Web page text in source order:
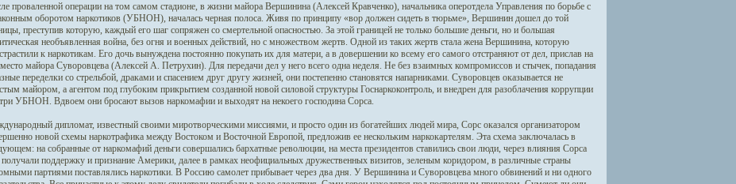
проваленной операции на том самом стадионе, в жизни майора Вершинина (Алексей Кравченко), начальника оперотдела Управления по борьбе с
оборотом наркотиков (УБНОН), началась черная полоса. Живя по принципу «вор должен сидеть в тюрьме», Вершинин дошел до той
преступив которую, каждый его шаг сопряжен со смертельной опасностью. За этой границей не только большие деньги, но и большая
необъявленная война, без огня и военных действий, но с множеством жертв. Одной из таких жертв стала жена Вершинина, которую
к наркотикам. Его дочь вынуждена постоянно покупать их для матери, а в довершении ко всему его самого отстраняют от дел, прислав на
майора Суворовцева (Алексей А. Петрухин). Для передачи дел у него всего одна неделя. Не без взаимных компромиссов и стычек, попадания
переделки со стрельбой, драками и спасением друг другу жизней, они постепенно становятся напарниками. Суворовцев оказывается не
майором, а агентом под глубоким прикрытием созданной новой силовой структуры Госнаркоконтроль, и внедрен для разоблачения коррупции
УБНОН. Вдвоем они бросают вызов наркомафии и выходят на некоего господина Сорса.
дипломат, известный своими миротворческими миссиями, и просто один из богатейших людей мира, Сорс оказался организатором
новой схемы наркотрафика между Востоком и Восточной Европой, предложив ее нескольким наркокартелям. Эта схема заключалась в
на собранные от наркомафий деньги совершались бархатные революции, на места президентов ставились свои люди, через влияния Сорса
поддержку и признание Америки, далее в рамках неофициальных дружественных визитов, зеленым коридором, в различные страны
партиями поставлялись наркотики. В Россию самолет прибывает через два дня. У Вершинина и Суворовцева много обвинений и ни одного